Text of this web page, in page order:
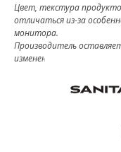
Цвет, текстура
отличаться из-за
монитора.
Производитель
изменения в комплект